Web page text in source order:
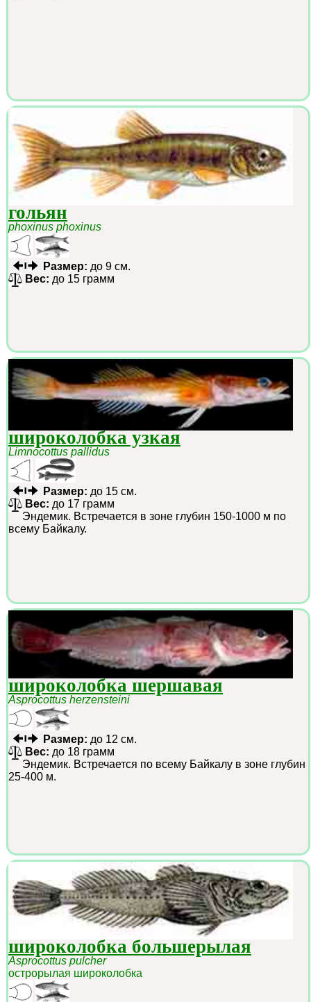
гольян
phoxinus phoxinus
Размер: до 9 см.
Вес: до 15 грамм
широколобка узкая
Limnocottus pallidus
Размер: до 15 см.
Вес: до 17 грамм
Эндемик. Встречается в зоне глубин 150-1000 м по
всему Байкалу.
широколобка шершавая
Asprocottus herzensteini
Размер: до 12 см.
Вес: до 18 грамм
Эндемик. Встречается по всему Байкалу в зоне глубин
25-400 м.
широколобка большерылая
Asprocottus pulcher
острорылая широколобка